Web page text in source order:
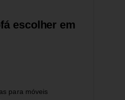
escolher em
para móveis